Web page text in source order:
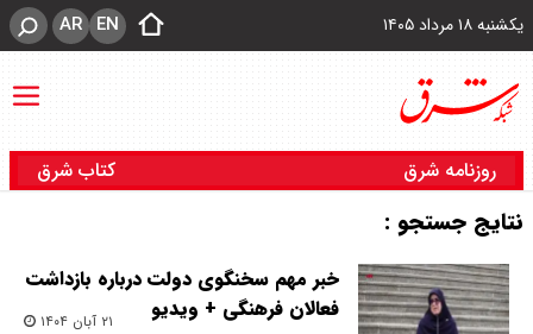
یکشنبه ۱۸ مرداد ۱۴۰۵ EN
AR
روزنامه شرق کتاب شرق
نتایج جستجو :
خبر مهم سخنگوی دولت درباره بازداشت
فعالان فرهنگی + ویدیو
۲۱ آبان ۱۴۰۴